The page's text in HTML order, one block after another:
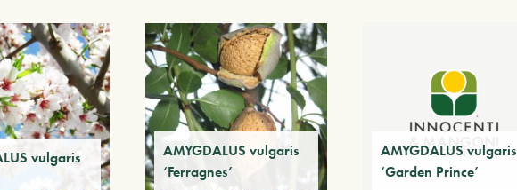
vulgaris
AMYGDALUS vulgaris
‘Ferragnes’
AMYGDALUS vulgaris
‘Garden Prince’